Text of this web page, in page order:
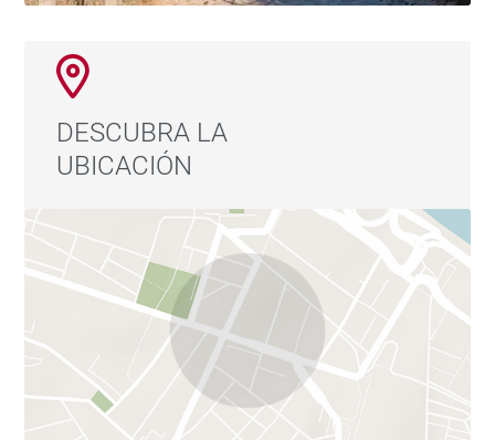
DESCUBRA LA
UBICACIÓN